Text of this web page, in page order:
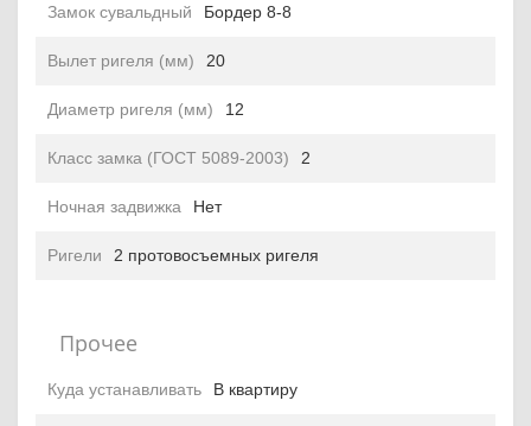
Замок сувальдный Бордер 8-8
Вылет ригеля (мм) 20
Диаметр ригеля (мм) 12
Класс замка (ГОСТ 5089-2003) 2
Ночная задвижка Нет
Ригели 2 протовосъемных ригеля
Прочее
Куда устанавливать В квартиру